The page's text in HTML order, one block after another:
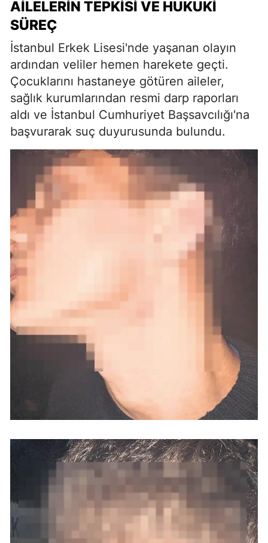
AILELERIN TEPKISI VE HUKUKI
SÜREÇ
İstanbul Erkek Lisesi'nde yaşanan olayın
ardından veliler hemen harekete geçti.
Çocuklarını hastaneye götüren aileler,
sağlık kurumlarından resmi darp raporları
aldı ve İstanbul Cumhuriyet Başsavcılığı'na
başvurarak suç duyurusunda bulundu.